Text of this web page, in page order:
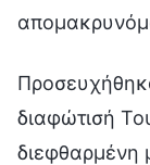
διαφώτισή
διεφθαρμένη